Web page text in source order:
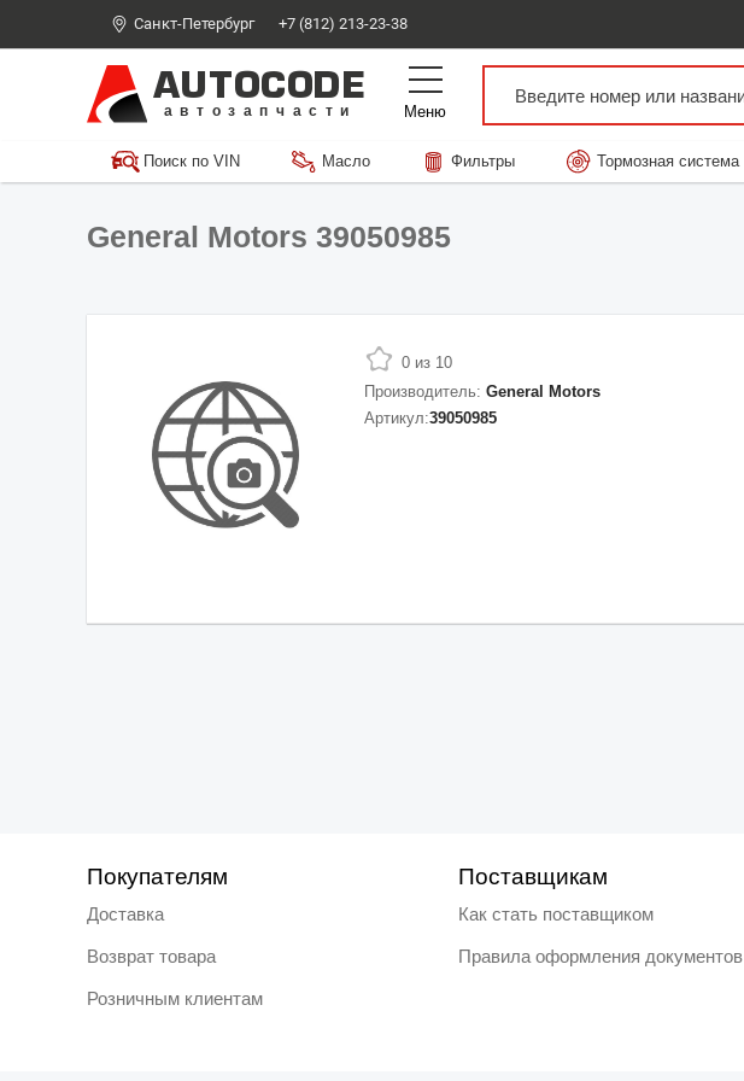
Санкт-Петербург +7 (812) 213-23-38
AUTOCODE
автозапчасти Меню
Поиск по VIN Масло Фильтры Тормозная система
General Motors 39050985
0 из 10
Производитель: General Motors
Артикул:39050985
Покупателям
Доставка
Возврат товара
Розничным клиентам
Поставщикам
Как стать поставщиком
Правила оформления документов